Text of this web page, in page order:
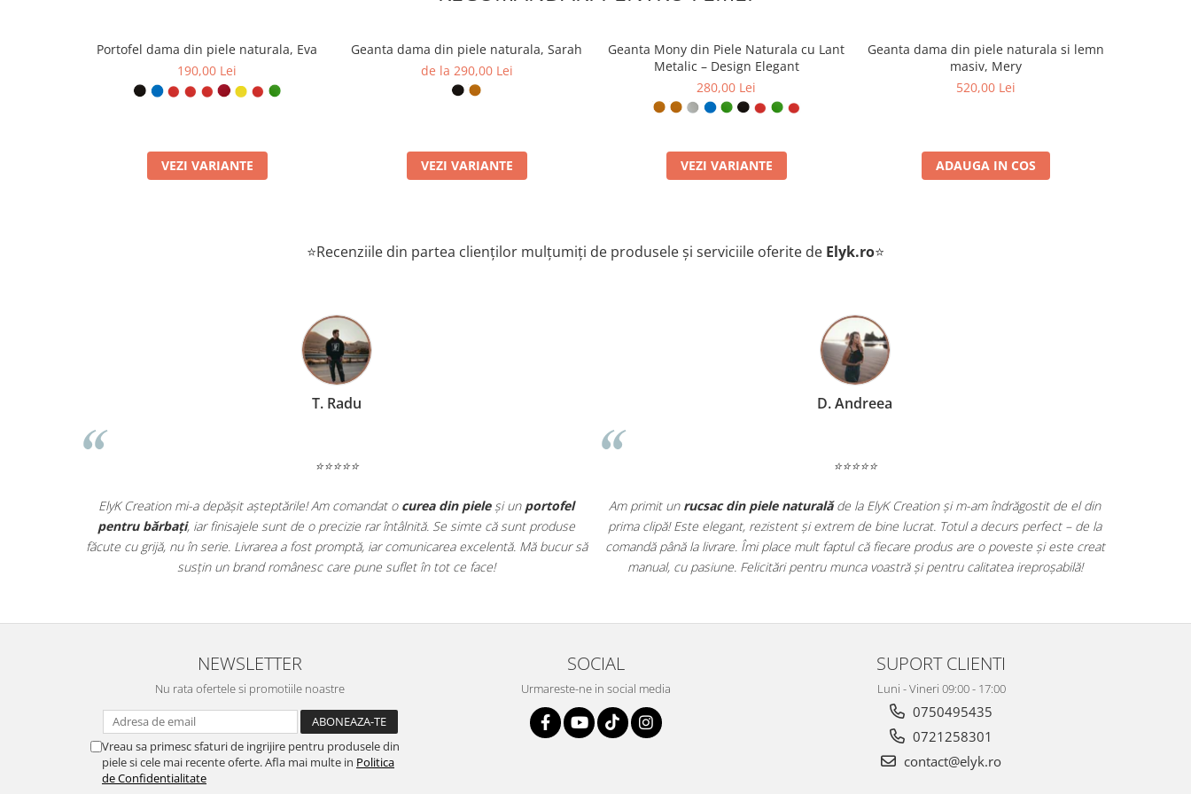
STIL AUTORITAR : Design clasic și profesional, potrivit pentru orice context social sau
PROTEȚIE PENTRU DOCUMENTE:
Structura fermă a pielii previne îndoirea actelor
Portofel dama din piele naturala, Eva
190,00 Lei
VEZI VARIANTE
Geanta dama din piele naturala, Sarah
de la 290,00 Lei
VEZI VARIANTE
Geanta Mony din Piele Naturala cu Lant
Metalic – Design Elegant
280,00 Lei
VEZI VARIANTE
Geanta dama din piele naturala si lemn
masiv, Mery
520,00 Lei
ADAUGA IN COS
⭐Recenziile din partea clienților mulțumiți de produsele și serviciile oferite de Elyk.ro⭐
T. Radu
⭐⭐⭐⭐⭐
ElyK Creation mi-a depășit așteptările! Am comandat o curea din pieleși un portofel
pentru bărbați, iar finisajele sunt de o precizie rar întâlnită. Se simte că sunt produse
făcute cu grijă, nu în serie. Livrarea a fost promptă, iar comunicarea excelentă. Mă bucur să
susțin un brand românesc care pune suflet în tot ce face!
D. Andreea
⭐⭐⭐⭐⭐
Am primit un rucsac din piele naturalăde la ElyK Creation și m-am îndrăgostit de el din
prima clipă! Este elegant, rezistent și extrem de bine lucrat. Totul a decurs perfect – de la
comandă până la livrare. Îmi place mult faptul că fiecare produs are o poveste și este creat
manual, cu pasiune. Felicitări pentru munca voastră și pentru calitatea ireproșabilă!
NEWSLETTER
Nu rata ofertele si promotiile noastre
Vreau sa primesc sfaturi de ingrijire pentru produsele din
piele si cele mai recente oferte. Afla mai multe in Politica
de Confidentialitate
SOCIAL
Urmareste-ne in social media
SUPORT CLIENTI
Luni - Vineri 09:00 - 17:00
0750495435
0721258301
contact@elyk.ro